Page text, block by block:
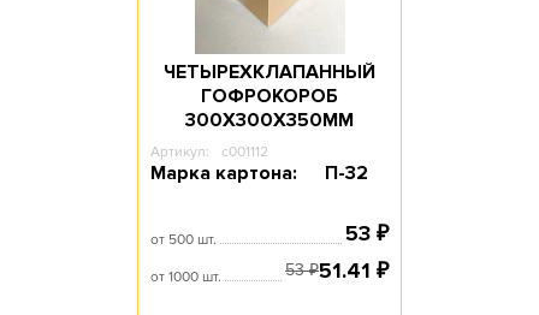
ЧЕТЫРЕХКЛАПАННЫЙ
ГОФРОКОРОБ
300Х300Х350ММ
Артикул: c001112
Марка картона: П-32
от 500 шт. 53 ₽
от 1000 шт. 53₽51.41 ₽